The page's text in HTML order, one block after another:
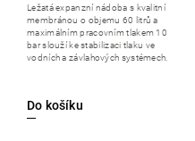
Do košíku
Ležatá expanzní nádoba s kvalitní
membránou o objemu 60 litrů a
maximálním pracovním tlakem 10
bar slouží ke stabilizaci tlaku ve
vodních a závlahových systémech.